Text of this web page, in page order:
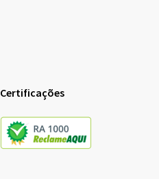
Certificações